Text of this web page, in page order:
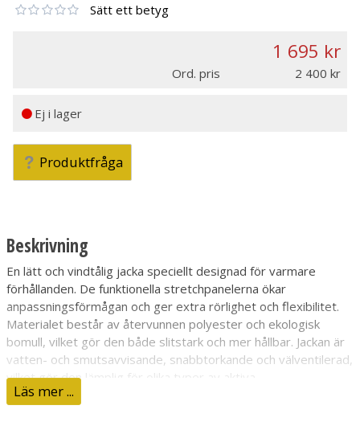
Sätt ett betyg
1 695
Ord. pris 2 400
Ej i lager
Produktfråga
Beskrivning
En lätt och vindtålig jacka speciellt designad för varmare
förhållanden. De funktionella stretchpanelerna ökar
anpassningsförmågan och ger extra rörlighet och flexibilitet.
Materialet består av återvunnen polyester och ekologisk
bomull, vilket gör den både slitstark och mer hållbar. Jackan är
vatten- och smutsavvisande, snabbtorkande och välventilerad,
vilket gör den lämplig för olika typer av aktiva
utomhusaktiviteter. De praktiska blixtlåsförsedda fickorna ger
Läs mer ...